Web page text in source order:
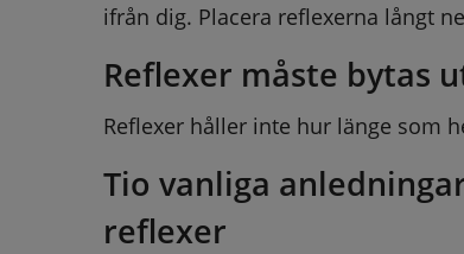
ifrån dig. Placera reflexerna långt
Reflexer måste bytas
Reflexer håller inte hur länge som
Tio vanliga
reflexer